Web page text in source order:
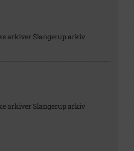
arkiver Slangerup arkiv
arkiver Slangerup arkiv